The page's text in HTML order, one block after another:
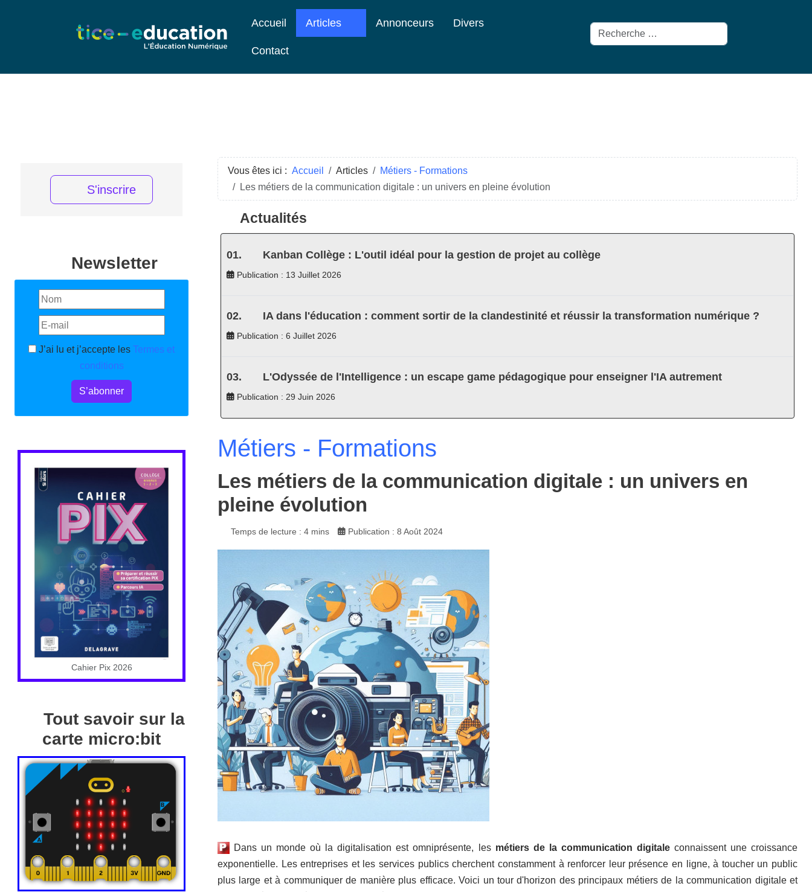
Accueil Articles Annonceurs Divers
Contact
Rechercher
S'inscrire
Newsletter
J’ai lu et j’accepte les Termes et
conditions
S’abonner
Cahier Pix 2026
Tout savoir sur la
carte micro:bit
Vous êtes ici : Accueil Articles
Métiers - Formations
Les métiers de la communication digitale : un univers en pleine évolution
Actualités
Kanban Collège : L'outil idéal pour la gestion de projet au collège
Publication : 13 Juillet 2026
IA dans l'éducation : comment sortir de la clandestinité et réussir la transformation numérique ?
Publication : 6 Juillet 2026
L'Odyssée de l'Intelligence : un escape game pédagogique pour enseigner l'IA autrement
Publication : 29 Juin 2026
Métiers - Formations
Les métiers de la communication digitale : un univers en
pleine évolution
Temps de lecture : 4 mins Publication : 8 Août 2024
Dans un monde où la digitalisation est omniprésente, les métiers de la communication digitaleconnaissent une croissance
exponentielle. Les entreprises et les services publics cherchent constamment à renforcer leur présence en ligne, à toucher un public
plus large et à communiquer de manière plus efficace. Voici un tour d'horizon des principaux métiers de la communication digitale et